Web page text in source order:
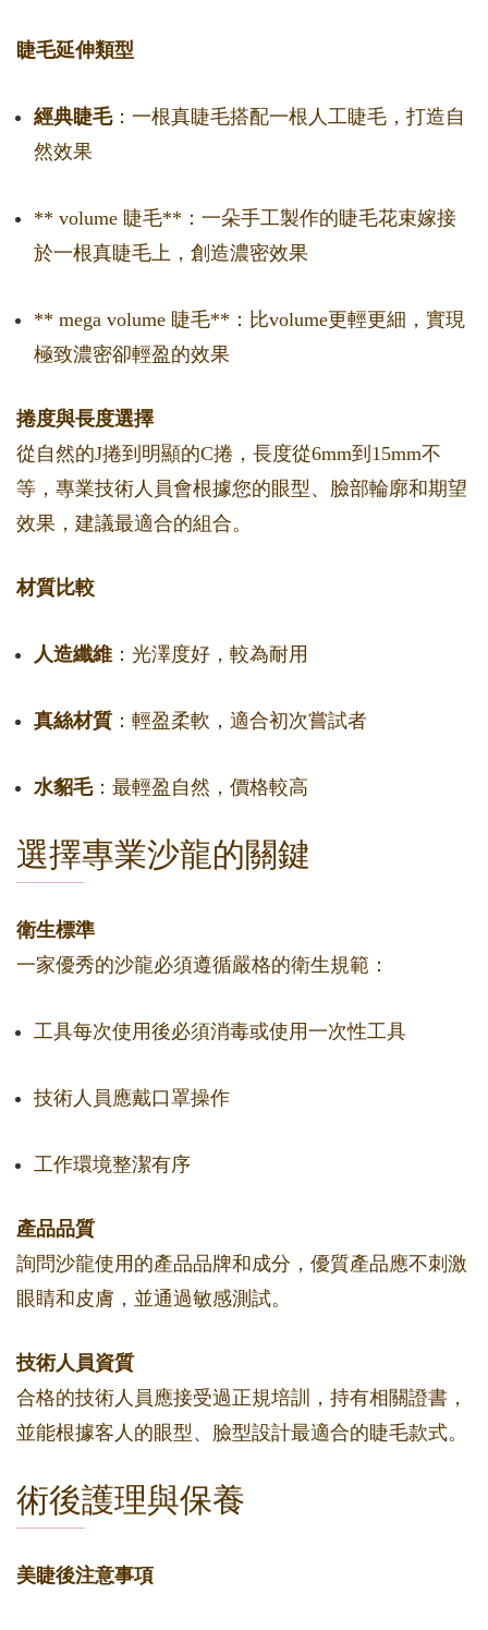
睫毛延伸類型
經典睫毛：一根真睫毛搭配一根人工睫毛，打造自
然效果
** volume 睫毛**：一朵手工製作的睫毛花束嫁接
於一根真睫毛上，創造濃密效果
** mega volume 睫毛**：比volume更輕更細，實現
極致濃密卻輕盈的效果
捲度與長度選擇
從自然的J捲到明顯的C捲，長度從6mm到15mm不
等，專業技術人員會根據您的眼型、臉部輪廓和期望
效果，建議最適合的組合。
材質比較
人造纖維 ：光澤度好，較為耐用
真絲材質 ：輕盈柔軟，適合初次嘗試者
水貂毛：最輕盈自然，價格較高
選擇專業沙龍的關鍵
衛生標準
一家優秀的沙龍必須遵循嚴格的衛生規範：
工具每次使用後必須消毒或使用一次性工具
技術人員應戴口罩操作
工作環境整潔有序
產品品質
詢問沙龍使用的產品品牌和成分，優質產品應不刺激
眼睛和皮膚，並通過敏感測試。
技術人員資質
合格的技術人員應接受過正規培訓，持有相關證書，
並能根據客人的眼型、臉型設計最適合的睫毛款式。
術後護理與保養
美睫後注意事項